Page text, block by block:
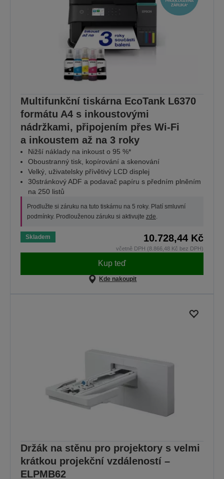
Multifunkční tiskárna EcoTank L6370
formátu A4 s inkoustovými
nádržkami, připojením přes Wi-Fi
a inkoustem až na 3 roky
Nižší náklady na inkoust o 95 %*
Oboustranný tisk, kopírování a skenování
Velký, uživatelsky přívětivý LCD displej
30stránkový ADF a podavač papíru s předním plněním
na 250 listů
Prodlužte si záruku na tuto tiskárnu na 5 roky. Platí smluvní
podmínky. Prodlouženou záruku si aktivujte zde
Skladem 10.728,44 Kč
včetně DPH (8.866,48 Kč bez DPH)
Kup teď
Kde nakoupit
Držák na stěnu pro projektory s velmi
krátkou projekční vzdáleností –
ELPMB62